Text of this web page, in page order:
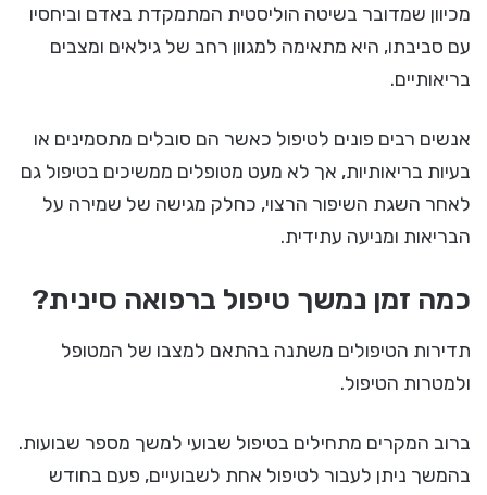
מכיוון שמדובר בשיטה הוליסטית המתמקדת באדם וביחסיו
עם סביבתו, היא מתאימה למגוון רחב של גילאים ומצבים
בריאותיים.
אנשים רבים פונים לטיפול כאשר הם סובלים מתסמינים או
בעיות בריאותיות, אך לא מעט מטופלים ממשיכים בטיפול גם
לאחר השגת השיפור הרצוי, כחלק מגישה של שמירה על
הבריאות ומניעה עתידית.
כמה זמן נמשך טיפול ברפואה סינית?
תדירות הטיפולים משתנה בהתאם למצבו של המטופל
ולמטרות הטיפול.
ברוב המקרים מתחילים בטיפול שבועי למשך מספר שבועות.
בהמשך ניתן לעבור לטיפול אחת לשבועיים, פעם בחודש